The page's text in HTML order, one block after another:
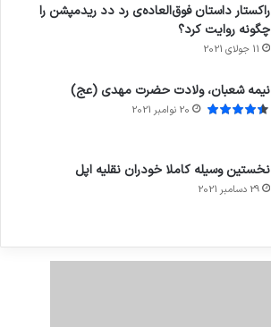
راکستار داستان فوق‌العاده‌ی رد دد ریدمپشن را
چگونه روایت کرد؟
11 جولای 2021
نیمه شعبان، ولادت حضرت مهدی (عج)
20 نوامبر 2021
نخستین وسیله کاملا خودران نقلیه اپل
29 دسامبر 2021